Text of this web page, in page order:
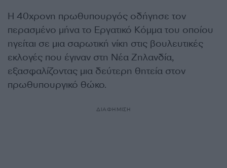
Η 40χρονη πρωθυπουργός οδήγησε τον
περασμένο μήνα το Εργατικό Κόμμα του οποίου
ηγείται σε μια σαρωτική νίκη στις βουλευτικές
εκλογές που έγιναν στη Νέα Ζηλανδία,
εξασφαλίζοντας μια δεύτερη θητεία στον
πρωθυπουργικό θώκο.
ΔΙΑΦΗΜΙΣΗ